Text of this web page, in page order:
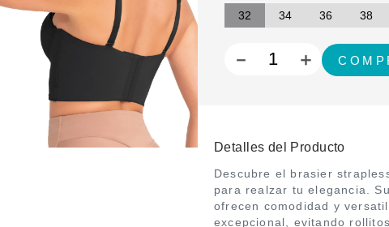
32 34 36 38
＋
－
Detalles del Producto
Descubre el brasier
para realzar tu elegancia.
ofrecen comodidad y
excepcional, evitando